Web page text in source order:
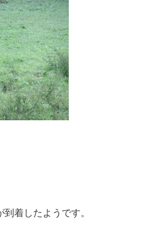
着したようです。